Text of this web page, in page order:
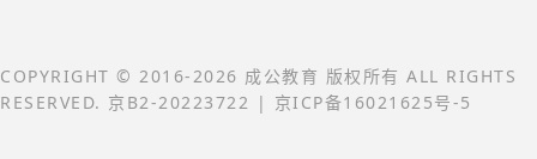
COPYRIGHT © 2016-2026 成公教育 版权所有 ALL RIGHTS
RESERVED. 京B2-20223722 | 京ICP备16021625号-5